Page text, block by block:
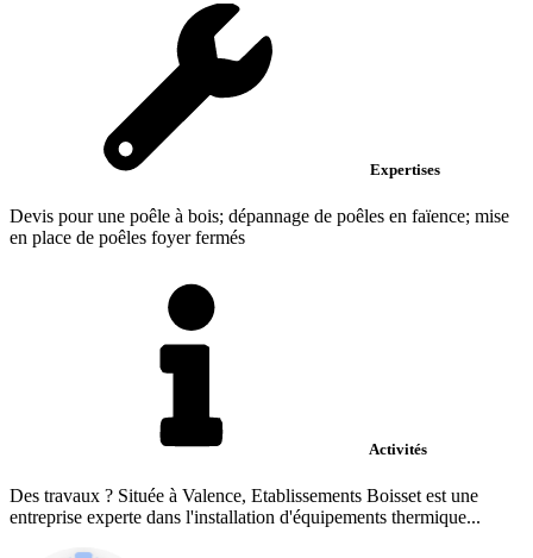
Expertises
Devis pour une poêle à bois; dépannage de poêles en faïence; mise
en place de poêles foyer fermés
Activités
Des travaux ? Située à Valence, Etablissements Boisset est une
entreprise experte dans l'installation d'équipements thermique...